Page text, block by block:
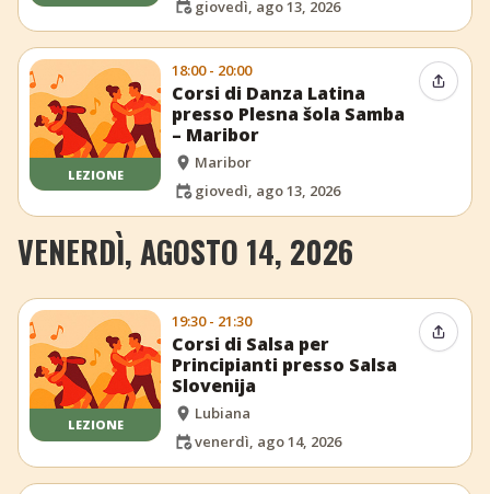
giovedì, ago 13, 2026
LEZIONE
18:00 - 20:00
Corsi di Danza Latina
presso Plesna šola Samba
– Maribor
Maribor
giovedì, ago 13, 2026
VENERDÌ, AGOSTO 14, 2026
LEZIONE
19:30 - 21:30
Corsi di Salsa per
Principianti presso Salsa
Slovenija
Lubiana
venerdì, ago 14, 2026